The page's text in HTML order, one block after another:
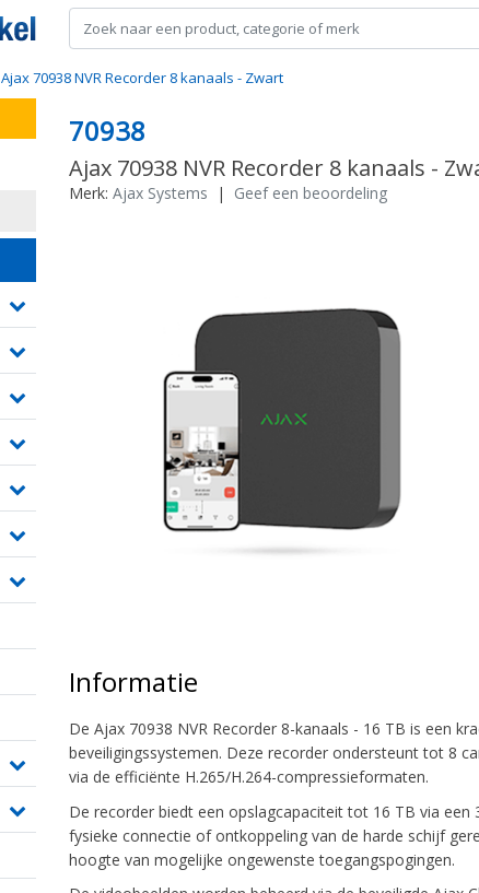
Ajax 70938 NVR Recorder 8 kanaals - Zwart
70938
Ajax 70938 NVR Recorder 8 kanaals -
Merk: Ajax Systems | Geef een beoordeling
Informatie
De Ajax 70938 NVR Recorder 8-kanaals - 16 TB is een
beveiligingssystemen. Deze recorder ondersteunt tot 8
via de efficiënte H.265/H.264-compressieformaten.
De recorder biedt een opslagcapaciteit tot 16 TB via een
fysieke connectie of ontkoppeling van de harde schijf
hoogte van mogelijke ongewenste toegangspogingen.